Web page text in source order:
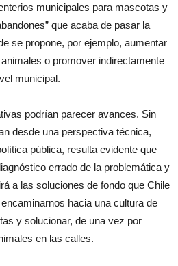
municipales para mascotas y
que acaba de pasar la
se propone, por ejemplo, aumentar
o promover indirectamente
municipal.
podrían parecer avances. Sin
desde una perspectiva técnica,
pública, resulta evidente que
errado de la problemática y
a las soluciones de fondo que Chile
hacia una cultura de
y solucionar, de una vez por
en las calles.